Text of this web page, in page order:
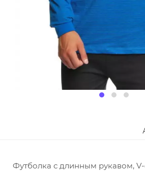
Футболка с длинным рукавом,